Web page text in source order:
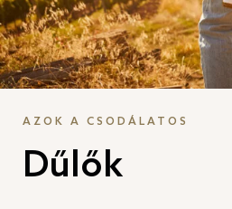
AZOK A CSODÁLATOS
Dűlők